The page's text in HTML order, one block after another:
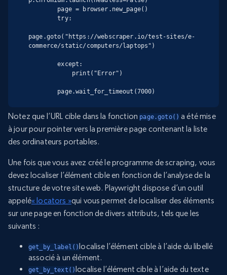
        try:
page.goto("https://webscraper.io/test-sites/e-
commerce/static/computers/laptops")
        except:
        page.wait_for_timeout(7000)
Notez que l’URL cible dans la fonction page.goto() a été mise
à jour pour pointer vers la première page contenant la liste
des ordinateurs portables.
Une fois que vous avez créé le programme de scraping, vous
devez localiser l’élément cible en fonction de l’analyse de la
structure de votre site web. Playwright dispose d’un outil
appelé« locators »qui vous permet de localiser des éléments
sur une page en fonction de divers attributs, tels que les
suivants :
get_by_label()localise l’élément cible à l’aide du libellé
associé à un élément.
get_by_text()localise l’élément cible à l’aide du texte